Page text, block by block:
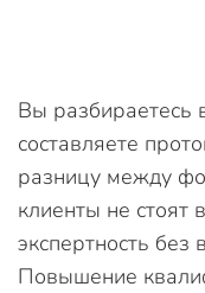
Вы разбираетесь
составляете
разницу между
клиенты не стоят
экспертность
Повышение